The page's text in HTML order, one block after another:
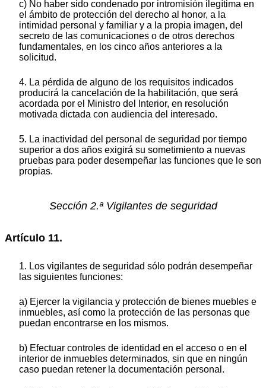
c) No haber sido condenado por intromisión ilegítima en
el ámbito de protección del derecho al honor, a la
intimidad personal y familiar y a la propia imagen, del
secreto de las comunicaciones o de otros derechos
fundamentales, en los cinco años anteriores a la
solicitud.
4. La pérdida de alguno de los requisitos indicados
producirá la cancelación de la habilitación, que será
acordada por el Ministro del Interior, en resolución
motivada dictada con audiencia del interesado.
5. La inactividad del personal de seguridad por tiempo
superior a dos años exigirá su sometimiento a nuevas
pruebas para poder desempeñar las funciones que le son
propias.
Sección 2.ª Vigilantes de seguridad
Artículo 11.
1. Los vigilantes de seguridad sólo podrán desempeñar
las siguientes funciones:
a) Ejercer la vigilancia y protección de bienes muebles e
inmuebles, así como la protección de las personas que
puedan encontrarse en los mismos.
b) Efectuar controles de identidad en el acceso o en el
interior de inmuebles determinados, sin que en ningún
caso puedan retener la documentación personal.